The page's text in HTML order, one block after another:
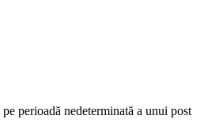
perioadă nedeterminată a unui post